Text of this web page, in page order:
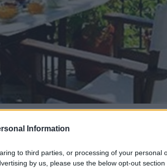
Information
to third parties, or processing of your personal
by us, please use the below opt-out section